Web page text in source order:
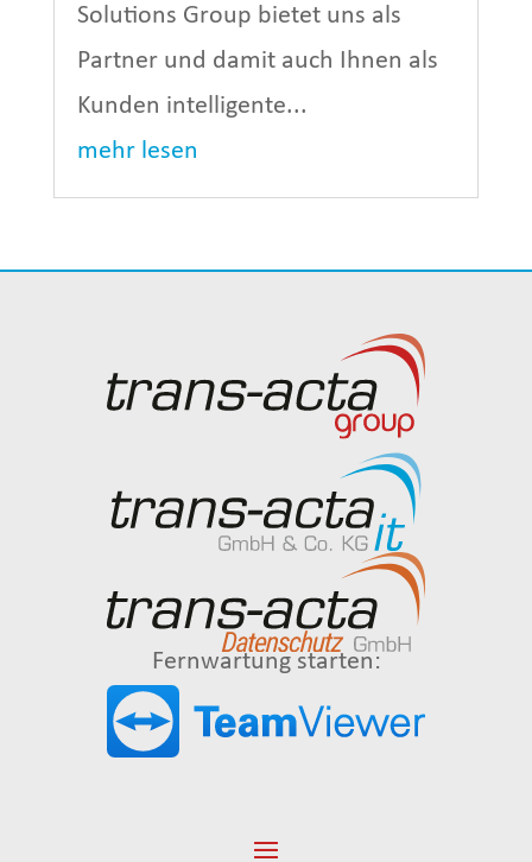
Solutions Group bietet uns als
Partner und damit auch Ihnen als
Kunden intelligente...
mehr lesen
Fernwartung starten: